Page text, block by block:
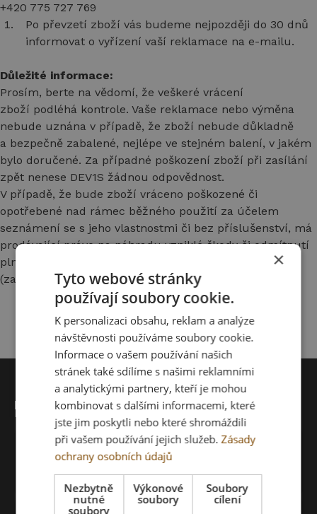
+420 775 727 769
Po převzetí zboží vás budeme nejpozději do 30 dnů
informovat o vyřízení vaší reklamace na e-mailu.
Důležité informace:
Prosím, berte na vědomí, že veškeré vrácení
zboží podléhá kontrole. Vaše reklamace nebo výměna
nebude uznána v případě, že zboží nebude důkladně
a bezpečně zabalené, nejlépe ve stejném balení, v jakém
bylo doručené. Za případné poškození zboží při zasílání
zpět nenese DEV1S žádnou odpovědnost.
V případě, že bude zboží vráceno poškozené či
opotřebené nad rámec běžného použití za účelem
seznámení se s jeho vlastnostmi či bez příslušenství, má
prodávající právo na náhradu vzniklé škody či odmítnutí
plnění povinností z titulu odpovědnosti za vady
(zamítnutí reklamace).
Kontakt
+421 918 653 481
Máte dotaz? Potřebujete pomoct s výběrem?
×
Tyto webové stránky
používají soubory cookie.
K personalizaci obsahu, reklam a analýze
návštěvnosti používáme soubory cookie.
Informace o vašem používání našich
stránek také sdílíme s našimi reklamními
a analytickými partnery, kteří je mohou
kombinovat s dalšími informacemi, které
jste jim poskytli nebo které shromáždili
při vašem používání jejich služeb.Zásady
ochrany osobních údajů
Nezbytně
nutné
soubory
Výkonové
soubory
Soubory
cílení